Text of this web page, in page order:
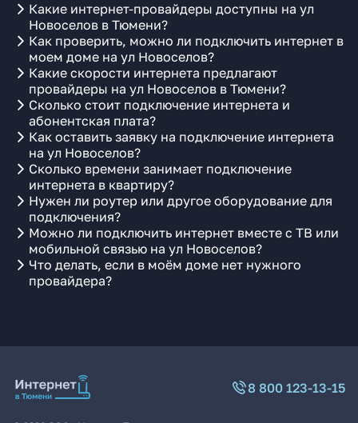
Какие интернет-провайдеры доступны на ул
Новоселов в Тюмени?
Как проверить, можно ли подключить интернет в
моем доме на ул Новоселов?
Какие скорости интернета предлагают
провайдеры на ул Новоселов в Тюмени?
Сколько стоит подключение интернета и
абонентская плата?
Как оставить заявку на подключение интернета
на ул Новоселов?
Сколько времени занимает подключение
интернета в квартиру?
Нужен ли роутер или другое оборудование для
подключения?
Можно ли подключить интернет вместе с ТВ или
мобильной связью на ул Новоселов?
Что делать, если в моём доме нет нужного
провайдера?
8 800 123-13-15